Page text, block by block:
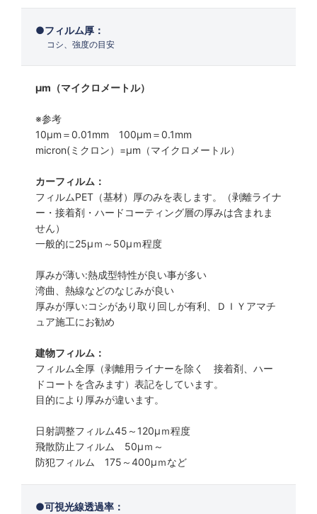
フィルム厚：
コシ、強度の目安
μm（マイクロメートル）
※参考
10μm＝0.01mm 100μm＝0.1mm
micron(ミクロン）=µm（マイクロメートル）
カーフィルム：
フィルムPET（基材）厚のみを表します。（剥離ライナ
ー・接着剤・ハードコーティング層の厚みは含まれま
せん）
一般的に25µｍ～50µｍ程度
厚みが薄い:熱成型特性が良い事が多い
湾曲、熱線などのなじみが良い
厚みが厚い:コシがあり取り回しが有利、ＤＩＹアマチ
ュア施工にお勧め
建物フィルム：
フィルム全厚（剥離用ライナーを除く 接着剤、ハー
ドコートを含みます）表記をしています。
目的により厚みが違います。
日射調整フィルム45～120µｍ程度
飛散防止フィルム 50µｍ～
防犯フィルム 175～400µｍなど
可視光線透過率：